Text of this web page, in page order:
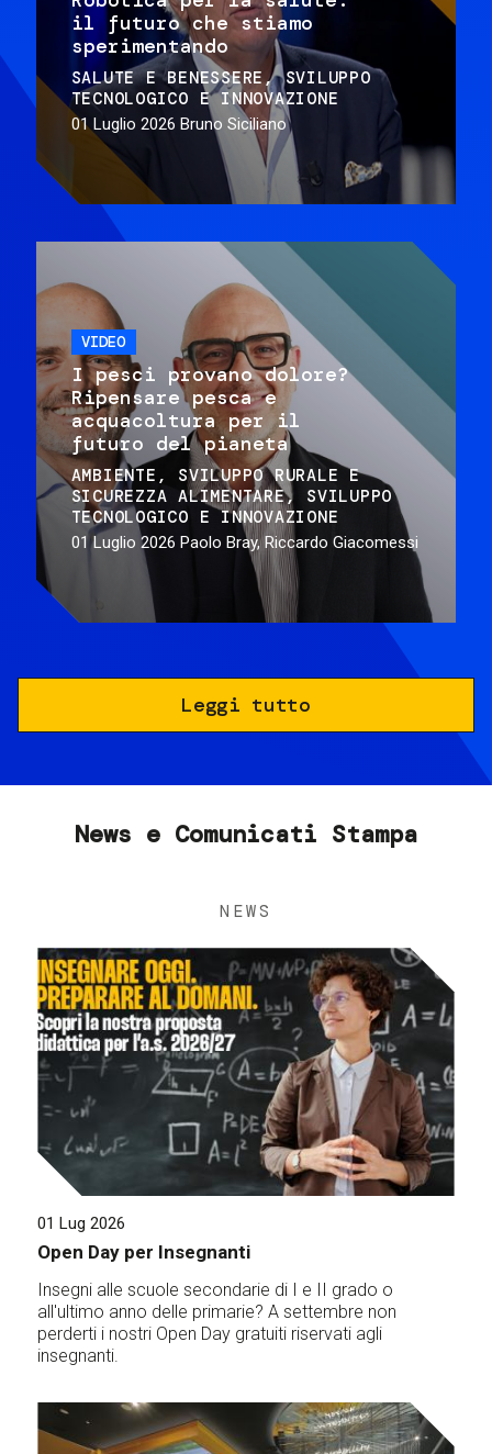
il futuro che stiamo
sperimentando
SALUTE E BENESSERE
SVILUPPO
TECNOLOGICO E INNOVAZIONE
01 Luglio 2026 Bruno Siciliano
VIDEO
I pesci provano dolore?
Ripensare pesca e
acquacoltura per il
futuro del pianeta
AMBIENTE
SVILUPPO RURALE E
SICUREZZA ALIMENTARE
SVILUPPO
TECNOLOGICO E INNOVAZIONE
01 Luglio 2026 Paolo Bray, Riccardo Giacomessi
Leggi tutto
News e Comunicati Stampa
NEWS
01 Lug 2026
Open Day per Insegnanti
Insegni alle scuole secondarie di I e II grado o
all'ultimo anno delle primarie? A settembre non
perderti i nostri Open Day gratuiti riservati agli
insegnanti.